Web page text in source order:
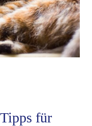
für